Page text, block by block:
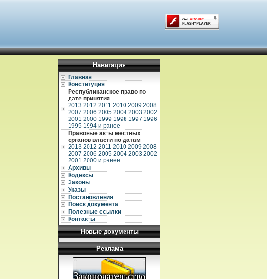
Навигация
Главная
Конституция
Республиканское право по
дате принятия
2013 2012 2011 2010 2009 2008
2007 2006 2005 2004 2003 2002
2001 2000 1999 1998 1997 1996
1995 1994 и ранее
Правовые акты местных
органов власти по датам
2013 2012 2011 2010 2009 2008
2007 2006 2005 2004 2003 2002
2001 2000 и ранее
Архивы
Кодексы
Законы
Указы
Постановления
Поиск документа
Полезные ссылки
Контакты
Новые документы
Реклама